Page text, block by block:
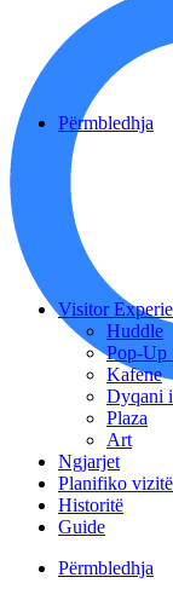
Përmbledhja
Visitor
Huddle
Pop-Up
Kafene
Dyqani
Plaza
Art
Ngjarjet
Planifiko
Historitë
Guide
Përmbledhja